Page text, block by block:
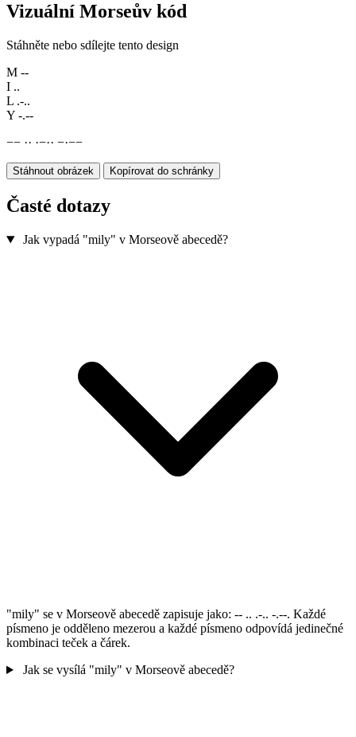
Vizuální Morseův kód
Stáhněte nebo sdílejte tento design
M --
I ..
L .-..
Y -.--
−− ·· ·−·· −·−−
Stáhnout obrázek Kopírovat do schránky
Časté dotazy
Jak vypadá "mily" v Morseově abecedě?
"mily" se v Morseově abecedě zapisuje jako: -- .. .-.. -.--. Každé
písmeno je odděleno mezerou a každé písmeno odpovídá jedinečné
kombinaci teček a čárek.
Jak se vysílá "mily" v Morseově abecedě?